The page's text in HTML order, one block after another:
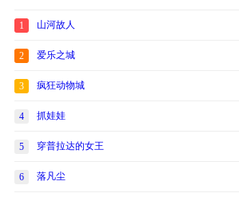
1 山河故人
2 爱乐之城
3 疯狂动物城
4 抓娃娃
5 穿普拉达的女王
6 落凡尘